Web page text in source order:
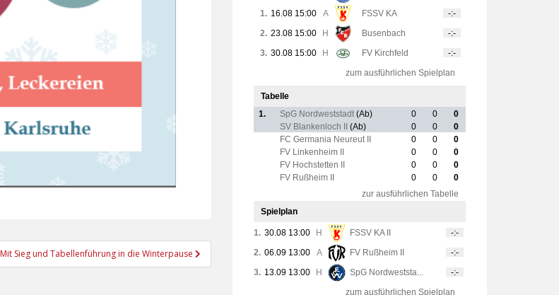
Mit Sieg und Tabellenführung in die Winterpause
1. 16.08 15:00 A FSSV KA
-:-
2. 23.08 15:00 H Busenbach
-:-
3. 30.08 15:00 H FV Kirchfeld
-:-
zum ausführlichen Spielplan
Tabelle
1.
SpG Nordweststadt (Ab) 0 0
0
SV Blankenloch II
(Ab) 0 0
0
FC Germania Neureut II
0 0
0
FV Linkenheim II
0 0
0
FV Hochstetten II
0 0
0
FV Rußheim II
0 0
0
zur ausführlichen Tabelle
Spielplan
1. 30.08 13:00 H FSSV KA II
-:-
2. 06.09 13:00 A FV Rußheim II
-:-
3. 13.09 13:00 H SpG Nordweststa...
-:-
zum ausführlichen Spielplan